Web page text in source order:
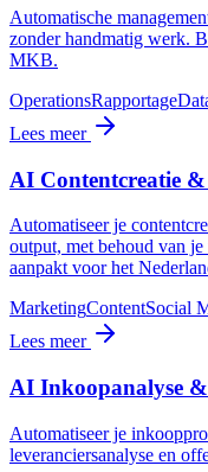
Automatische
zonder handmatig werk.
MKB.
OperationsRapportage
Lees meer
AI Contentcreatie
Automatiseer je
output, met behoud van
aanpakt voor het
MarketingContentSocial
Lees meer
AI Inkoopanalyse
Automatiseer je
leveranciersanalyse en